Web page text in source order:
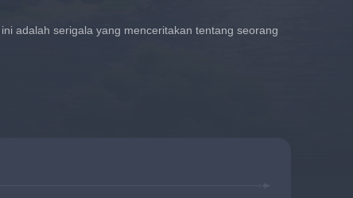
adalah serigala yang menceritakan tentang seorang